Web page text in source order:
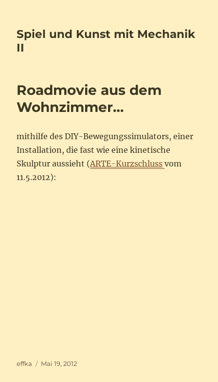
Spiel und Kunst mit Mechanik
II
Roadmovie aus dem
Wohnzimmer…
mithilfe des DIY-Bewegungssimulators, einer
Installation, die fast wie eine kinetische
Skulptur aussieht (ARTE-Kurzschluss vom
11.5.2012):
Autor
effka
Veröffentlicht
Mai 19, 2012